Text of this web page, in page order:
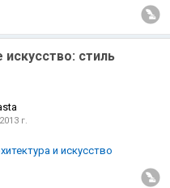
стиль
г.
и искусство